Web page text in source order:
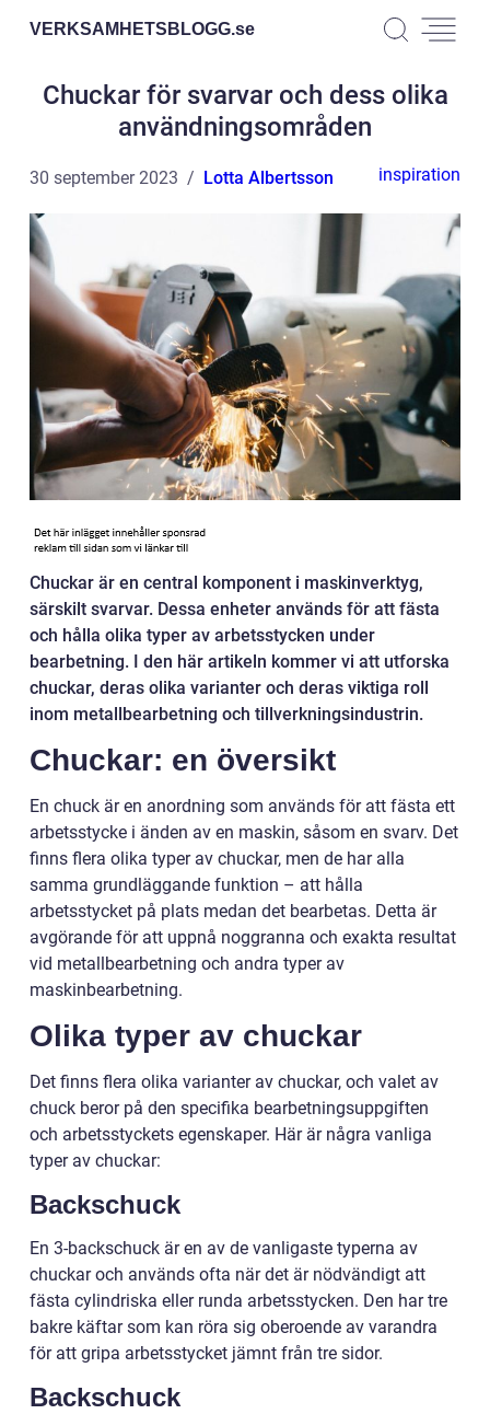
VERKSAMHETSBLOGG.se
Chuckar för svarvar och dess olika
användningsområden
30 september 2023 Lotta Albertsson inspiration
Chuckar är en central komponent i maskinverktyg,
särskilt svarvar. Dessa enheter används för att fästa
och hålla olika typer av arbetsstycken under
bearbetning. I den här artikeln kommer vi att utforska
chuckar, deras olika varianter och deras viktiga roll
inom metallbearbetning och tillverkningsindustrin.
Chuckar: en översikt
En chuck är en anordning som används för att fästa ett
arbetsstycke i änden av en maskin, såsom en svarv. Det
finns flera olika typer av chuckar, men de har alla
samma grundläggande funktion – att hålla
arbetsstycket på plats medan det bearbetas. Detta är
avgörande för att uppnå noggranna och exakta resultat
vid metallbearbetning och andra typer av
maskinbearbetning.
Olika typer av chuckar
Det finns flera olika varianter av chuckar, och valet av
chuck beror på den specifika bearbetningsuppgiften
och arbetsstyckets egenskaper. Här är några vanliga
typer av chuckar:
Backschuck
En 3-backschuck är en av de vanligaste typerna av
chuckar och används ofta när det är nödvändigt att
fästa cylindriska eller runda arbetsstycken. Den har tre
bakre käftar som kan röra sig oberoende av varandra
för att gripa arbetsstycket jämnt från tre sidor.
Backschuck